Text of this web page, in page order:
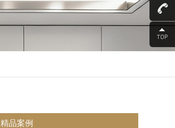
850
精品案例